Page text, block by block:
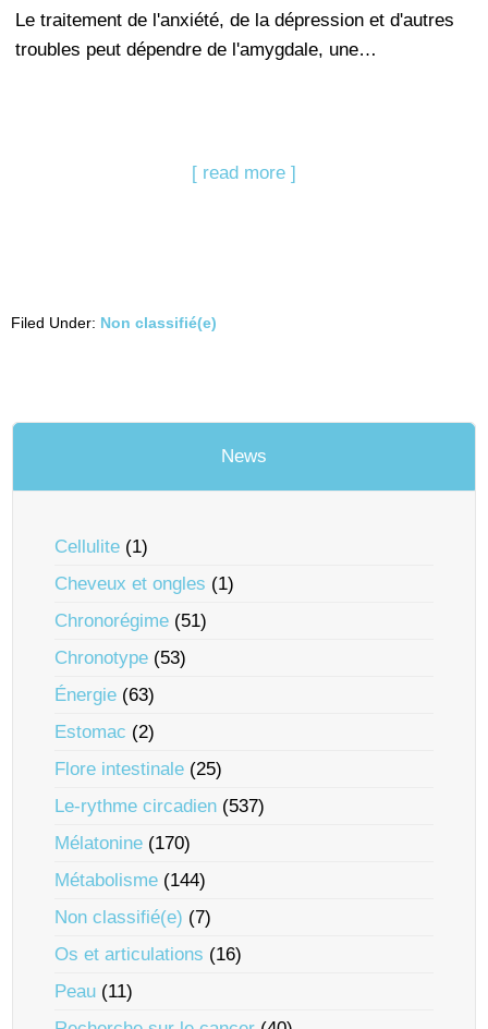
Le traitement de l'anxiété, de la dépression et d'autres
troubles peut dépendre de l'amygdale, une…
[ read more ]
Filed Under: Non classifié(e)
News
Cellulite (1)
Cheveux et ongles (1)
Chronorégime (51)
Chronotype (53)
Énergie (63)
Estomac (2)
Flore intestinale (25)
Le-rythme circadien (537)
Mélatonine (170)
Métabolisme (144)
Non classifié(e) (7)
Os et articulations (16)
Peau (11)